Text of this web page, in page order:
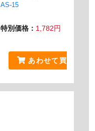
AS-15
特別価格： 1,782円
あわせて買う